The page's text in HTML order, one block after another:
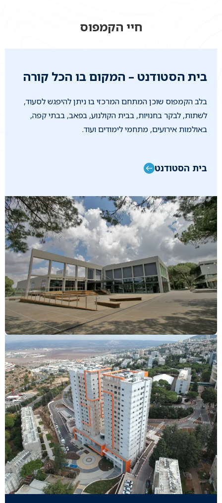
חיי הקמפוס
בית הסטודנט – המקום בו הכל קורה
בלב הקמפוס שוכן המתחם המרכזי בו ניתן להיפגש לסעוד,
לשתות, לבקר בחנויות, בבית הקולנוע, בפאב, בבתי קפה,
באולמות אירועים, מתחמי לימודים ועוד.
בית הסטודנט